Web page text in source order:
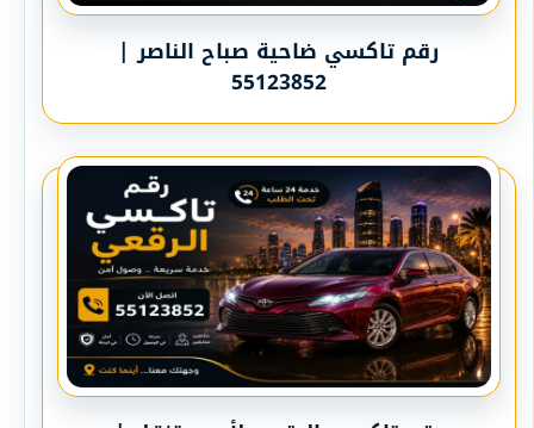
رقم تاكسي ضاحية صباح الناصر |
55123852